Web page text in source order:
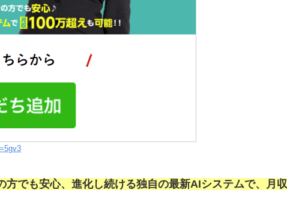
方でも安心、進化し続ける独自の最新AIシステムで、月収